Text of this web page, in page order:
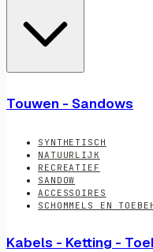
Touwen - Sandows
SYNTHETISCH
NATUURLIJK
RECREATIEF
SANDOW
ACCESSOIRES
SCHOMMELS EN
Kabels - Ketting -